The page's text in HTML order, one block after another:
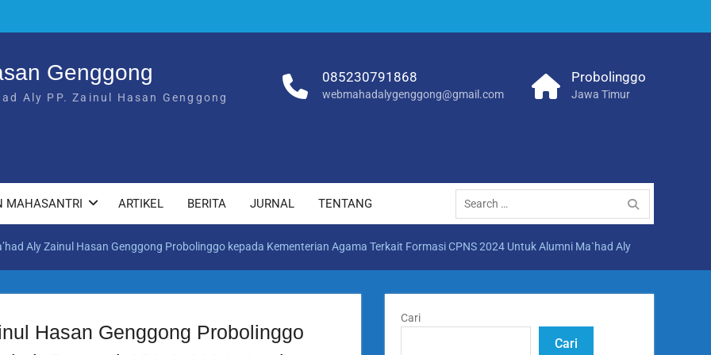
Genggong
Aly PP. Zainul Hasan Genggong
085230791868
webmahadalygenggong@gmail.com
Probolinggo
Jawa Timur
MAHASANTRI ARTIKEL BERITA JURNAL TENTANG
Search
for:
Aly Zainul Hasan Genggong Probolinggo kepada Kementerian Agama Terkait Formasi CPNS 2024 Untuk Alumni Ma`had Aly
Hasan Genggong Probolinggo
Cari
Cari